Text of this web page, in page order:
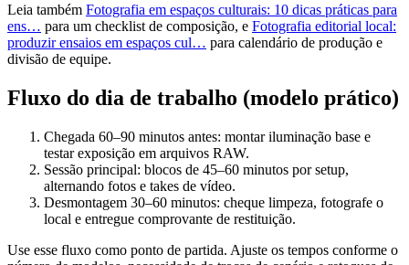
Leia também Fotografia em espaços culturais: 10 dicas práticas para
ens… para um checklist de composição, e Fotografia editorial local:
produzir ensaios em espaços cul… para calendário de produção e
divisão de equipe.
Fluxo do dia de trabalho (modelo prático)
Chegada 60–90 minutos antes: montar iluminação base e
testar exposição em arquivos RAW.
Sessão principal: blocos de 45–60 minutos por setup,
alternando fotos e takes de vídeo.
Desmontagem 30–60 minutos: cheque limpeza, fotografe o
local e entregue comprovante de restituição.
Use esse fluxo como ponto de partida. Ajuste os tempos conforme o